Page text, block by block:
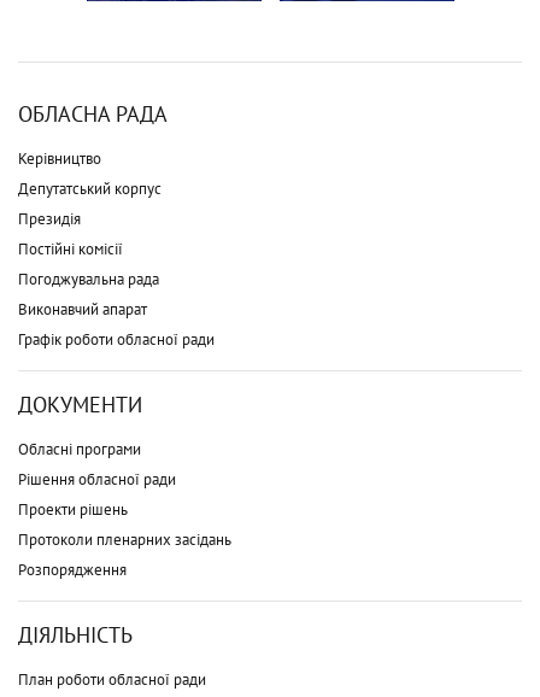
ОБЛАСНА РАДА
Керівництво
Депутатський корпус
Президія
Постійні комісії
Погоджувальна рада
Виконавчий апарат
Графік роботи обласної ради
ДОКУМЕНТИ
Обласні програми
Рішення обласної ради
Проекти рішень
Протоколи пленарних засідань
Розпорядження
ДІЯЛЬНІСТЬ
План роботи обласної ради